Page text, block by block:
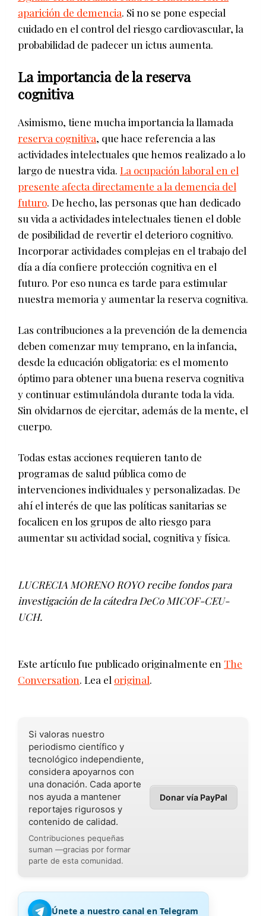
aparición de demencia. Si no se pone especial
cuidado en el control del riesgo cardiovascular, la
probabilidad de padecer un ictus aumenta.
La importancia de la reserva
cognitiva
Asimismo, tiene mucha importancia la llamada
reserva cognitiva, que hace referencia a las
actividades intelectuales que hemos realizado a lo
largo de nuestra vida. La ocupación laboral en el
presente afecta directamente a la demencia del
futuro. De hecho, las personas que han dedicado
su vida a actividades intelectuales tienen el doble
de posibilidad de revertir el deterioro cognitivo.
Incorporar actividades complejas en el trabajo del
día a día confiere protección cognitiva en el
futuro. Por eso nunca es tarde para estimular
nuestra memoria y aumentar la reserva cognitiva.
Las contribuciones a la prevención de la demencia
deben comenzar muy temprano, en la infancia,
desde la educación obligatoria: es el momento
óptimo para obtener una buena reserva cognitiva
y continuar estimulándola durante toda la vida.
Sin olvidarnos de ejercitar, además de la mente, el
cuerpo.
Todas estas acciones requieren tanto de
programas de salud pública como de
intervenciones individuales y personalizadas. De
ahí el interés de que las políticas sanitarias se
focalicen en los grupos de alto riesgo para
aumentar su actividad social, cognitiva y física.
LUCRECIA MORENO ROYO recibe fondos para
investigación de la cátedra DeCo MICOF-CEU-
UCH.
Este artículo fue publicado originalmente en The
Conversation. Lea el original.
Si valoras nuestro
periodismo científico y
tecnológico independiente,
considera apoyarnos con
una donación. Cada aporte
nos ayuda a mantener
reportajes rigurosos y
contenido de calidad.
Contribuciones pequeñas
suman —gracias por formar
parte de esta comunidad.
Donar vía PayPal
Únete a nuestro canal en Telegram